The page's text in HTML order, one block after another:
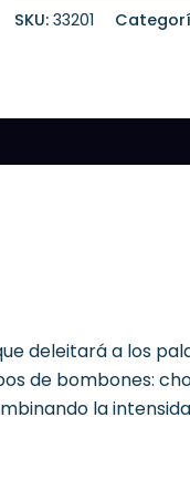
SKU: 33201
deleitará a los
de bombones:
la